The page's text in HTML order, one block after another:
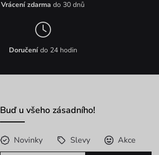
Vrácení zdarma do 30 dnů
Doručení do 24 hodin
Buď u všeho zásadního!
Novinky Slevy Akce